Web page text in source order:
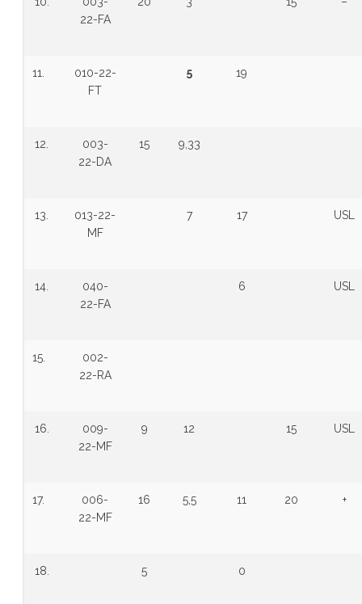
22-FA
11.
010-22-
FT
5 19
12.
003-
22-DA
15 9,33
13.
013-22-
MF
7 17 USL
14.
040-
22-FA
6 USL
15.
002-
22-RA
16.
009-
22-MF
9 12 15 USL
17.
006-
22-MF
16 5,5 11 20 +
18. 5 0